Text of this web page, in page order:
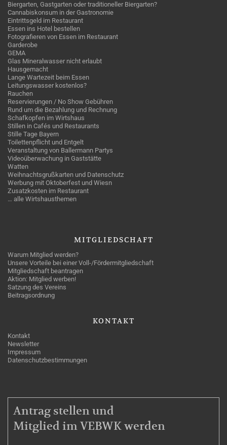
Biergarten, Gastgarten oder traditioneller Biergarten?
Cannabiskonsum in der Gastronomie
Eintrittsgeld im Restaurant
Essen ins Hotel bestellen
Fotografieren von Essen im Restaurant
Garderobe
GEMA
Glas Mineralwasser nicht erlaubt
Hausgemacht
Lange Wartezeit beim Essen
Leitungswasser kostenlos?
Rauchen
Reservierungen / No Show Gebühren
Rund um die Bezahlung und Rechnung
Schafkopfen im Wirtshaus
Stillen in Cafés und Restaurants
Stille Tage Bayern
Toilettenpflicht und Entgelt
Veranstaltung von Ballermann Partys
Videoüberwachung in Gaststätte
Watten
Weihnachtsgrußkarten und Datenschutz
Werbung mit Oktoberfest und Wiesn
Zusatzkosten im Restaurant
… alle Wirtshausthemen
MITGLIEDSCHAFT
Warum Mitglied werden?
Unsere Vorteile bei einer Voll-/Fördermitgliedschaft
Mitgliedschaft beantragen
Aktion: Mitglied werben!
Satzung des Vereins
Beitragsordnung
KONTAKT
Kontakt
Newsletter
Impressum
Datenschutzbestimmungen
MITGLIEDSCHAFT
Antrag stellen und
Mitglied im VEBWK werden